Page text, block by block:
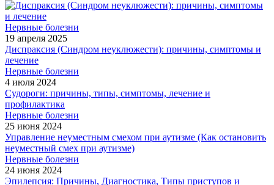
Нервные болезни
19 апреля 2025
Диспраксия (Синдром неуклюжести): причины, симптомы и
лечение
Нервные болезни
4 июля 2024
Судороги: причины, типы, симптомы, лечение и
профилактика
Нервные болезни
25 июня 2024
Управление неуместным смехом при аутизме (Как остановить
неуместный смех при аутизме)
Нервные болезни
24 июня 2024
Эпилепсия: Причины, Диагностика, Типы приступов и